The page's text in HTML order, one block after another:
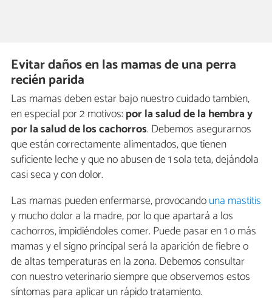
Evitar daños en las mamas de una perra
recién parida
Las mamas deben estar bajo nuestro cuidado tambien,
en especial por 2 motivos:por la salud de la hembra y
por la salud de los cachorros. Debemos asegurarnos
que están correctamente alimentados, que tienen
suficiente leche y que no abusen de 1 sola teta, dejándola
casi seca y con dolor.
Las mamas pueden enfermarse, provocandouna mastitis
y mucho dolor a la madre, por lo que apartará a los
cachorros, impidiéndoles comer. Puede pasar en 1 o más
mamas y el signo principal será la aparición de fiebre o
de altas temperaturas en la zona. Debemos consultar
con nuestro veterinario siempre que observemos estos
síntomas para aplicar un rápido tratamiento.